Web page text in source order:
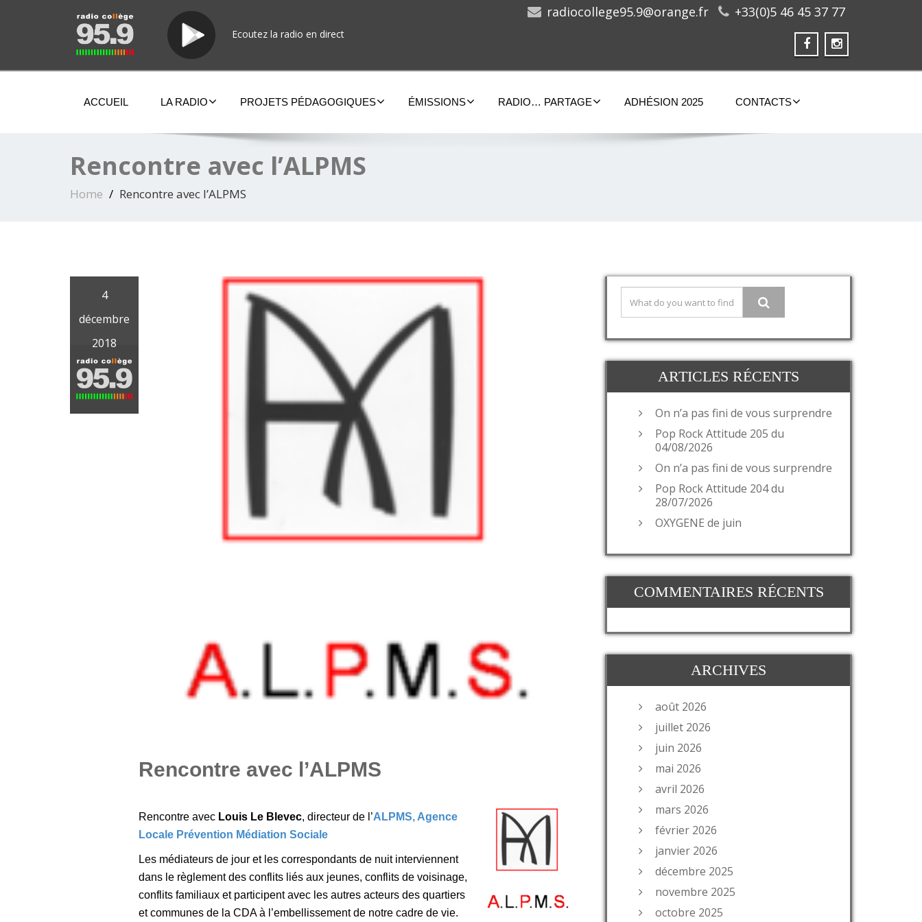
Ecoutez la radio en direct
radiocollege95.9@orange.fr +33(0)5 46 45 37 77
ACCUEIL LA RADIO PROJETS PÉDAGOGIQUES ÉMISSIONS RADIO… PARTAGE ADHÉSION 2025 CONTACTS
Rencontre avec l’ALPMS
Home Rencontre avec l’ALPMS
4
décembre
2018
Rencontre avec l’ALPMS
Rencontre avec Louis Le Blevec, directeur de l’ALPMS, Agence
Locale Prévention Médiation Sociale
Les médiateurs de jour et les correspondants de nuit interviennent
dans le règlement des conflits liés aux jeunes, conflits de voisinage,
conflits familiaux et participent avec les autres acteurs des quartiers
et communes de la CDA à l’embellissement de notre cadre de vie.
ARTICLES RÉCENTS
On n’a pas fini de vous surprendre
Pop Rock Attitude 205 du
04/08/2026
On n’a pas fini de vous surprendre
Pop Rock Attitude 204 du
28/07/2026
OXYGENE de juin
COMMENTAIRES RÉCENTS
ARCHIVES
août 2026
juillet 2026
juin 2026
mai 2026
avril 2026
mars 2026
février 2026
janvier 2026
décembre 2025
novembre 2025
octobre 2025